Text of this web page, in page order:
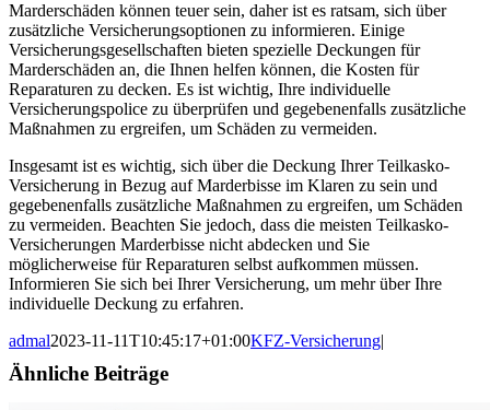
Marderschäden können teuer sein, daher ist es ratsam, sich über
zusätzliche Versicherungsoptionen zu informieren. Einige
Versicherungsgesellschaften bieten spezielle Deckungen für
Marderschäden an, die Ihnen helfen können, die Kosten für
Reparaturen zu decken. Es ist wichtig, Ihre individuelle
Versicherungspolice zu überprüfen und gegebenenfalls zusätzliche
Maßnahmen zu ergreifen, um Schäden zu vermeiden.
Insgesamt ist es wichtig, sich über die Deckung Ihrer Teilkasko-
Versicherung in Bezug auf Marderbisse im Klaren zu sein und
gegebenenfalls zusätzliche Maßnahmen zu ergreifen, um Schäden
zu vermeiden. Beachten Sie jedoch, dass die meisten Teilkasko-
Versicherungen Marderbisse nicht abdecken und Sie
möglicherweise für Reparaturen selbst aufkommen müssen.
Informieren Sie sich bei Ihrer Versicherung, um mehr über Ihre
individuelle Deckung zu erfahren.
admal2023-11-11T10:45:17+01:00KFZ-Versicherung|
Ähnliche Beiträge